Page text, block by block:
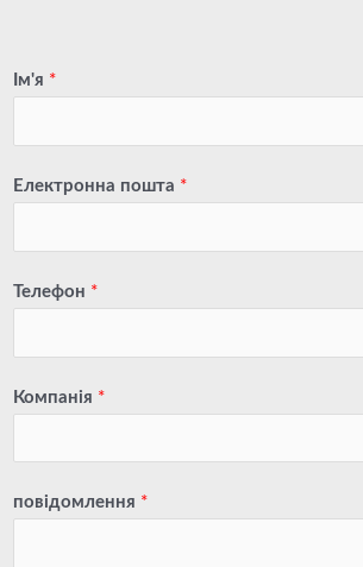
Ім'я *
Електронна пошта *
Телефон *
Компанія *
повідомлення *